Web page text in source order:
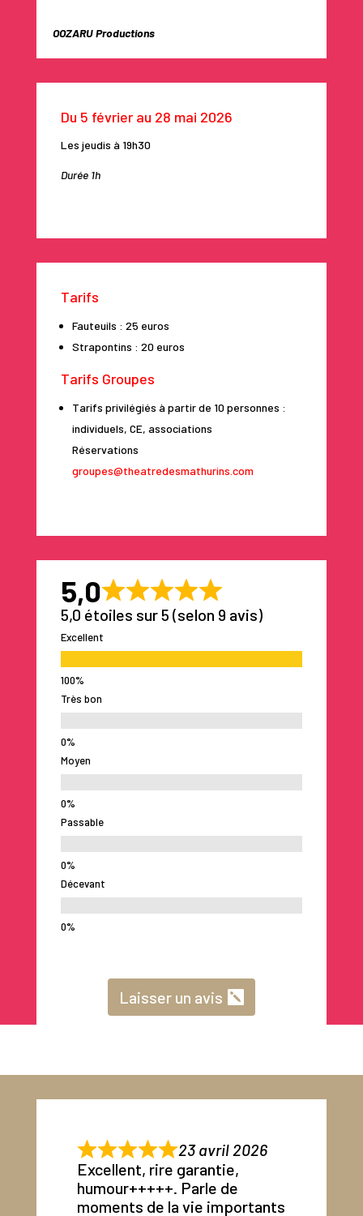
OOZARU Productions
Du 5 février au 28 mai 2026
Les jeudis à 19h30
Durée 1h
Tarifs
Fauteuils : 25 euros
Strapontins : 20 euros
Tarifs Groupes
Tarifs privilégiés à partir de 10 personnes :
individuels, CE, associations
Réservations
groupes@theatredesmathurins.com
5,0
5,0 étoiles sur 5 (selon 9 avis)
Excellent
Très bon
Moyen
Passable
Décevant
Laisser un avis
23 avril 2026
Excellent, rire garantie,
humour+++++. Parle de
moments de la vie importants